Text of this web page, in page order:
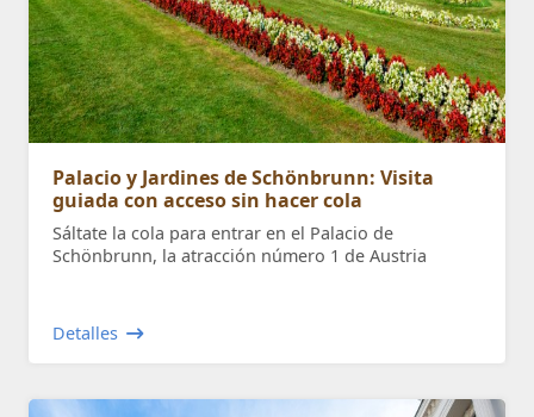
Palacio y Jardines de Schönbrunn: Visita
guiada con acceso sin hacer cola
Sáltate la cola para entrar en el Palacio de
Schönbrunn, la atracción número 1 de Austria
Detalles